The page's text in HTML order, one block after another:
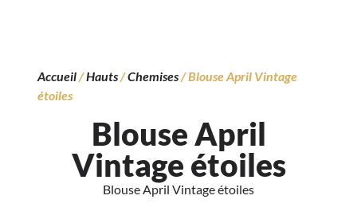
Accueil/Hauts/Chemises/ Blouse April Vintage
étoiles
Blouse April
Vintage étoiles
Blouse April Vintage étoiles